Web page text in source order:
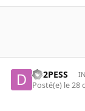
D02PESS
Posté(e) le 28